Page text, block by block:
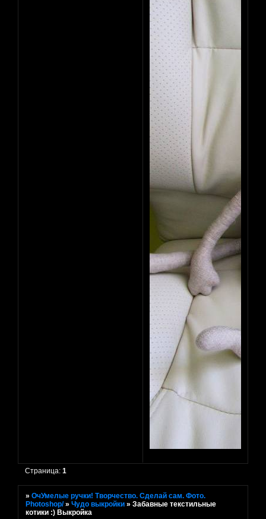
Страница:1
»ОчУмелые ручки! Творчество. Сделай сам. Фото.
Photoshop/ »Чудо выкройки »Забавные текстильные
котики :) Выкройка